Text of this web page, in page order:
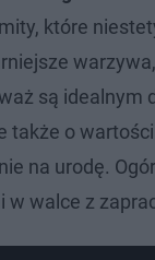
które
są idealnym
także o
na urodę.
w walce z